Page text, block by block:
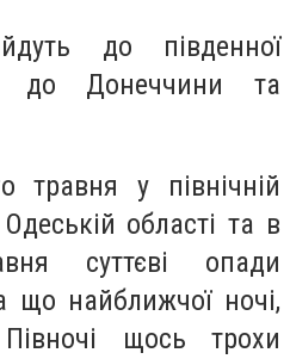
до південної
до Донеччини та
травня у північній
області та в
суттєві опади
що найближчої ночі,
щось трохи